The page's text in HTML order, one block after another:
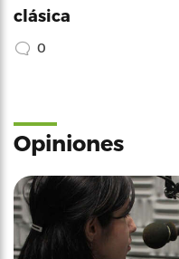
clásica
0
Opiniones